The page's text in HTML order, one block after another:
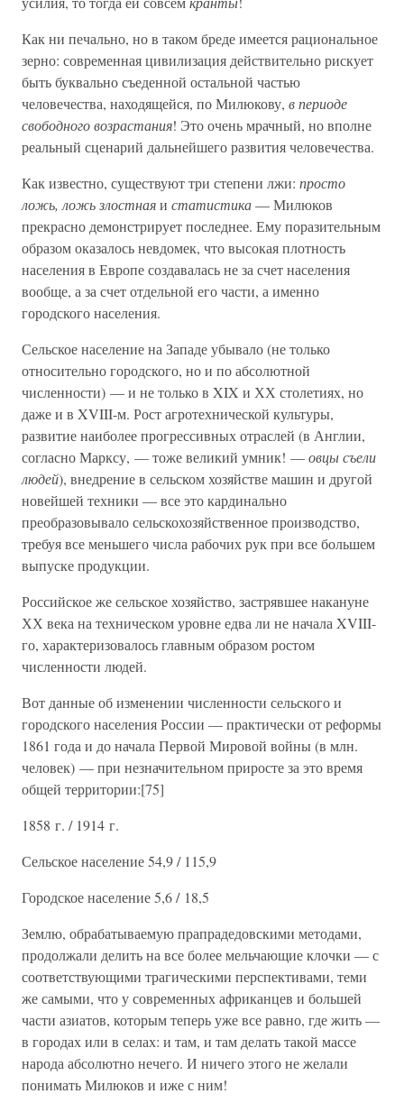
Как ни печально, но в таком бреде имеется рациональное
зерно: современная цивилизация действительно рискует
быть буквально съеденной остальной частью
человечества, находящейся, по Милюкову, в периоде
свободного возрастания! Это очень мрачный, но вполне
реальный сценарий дальнейшего развития человечества.
Как известно, существуют три степени лжи: просто
ложь, ложь злостнаяи статистика— Милюков
прекрасно демонстрирует последнее. Ему поразительным
образом оказалось невдомек, что высокая плотность
населения в Европе создавалась не за счет населения
вообще, а за счет отдельной его части, а именно
городского населения.
Сельское население на Западе убывало (не только
относительно городского, но и по абсолютной
численности) — и не только в XIX и ХХ столетиях, но
даже и в XVIII-м. Рост агротехнической культуры,
развитие наиболее прогрессивных отраслей (в Англии,
согласно Марксу, — тоже великий умник! —овцы съели
людей), внедрение в сельском хозяйстве машин и другой
новейшей техники — все это кардинально
преобразовывало сельскохозяйственное производство,
требуя все меньшего числа рабочих рук при все большем
выпуске продукции.
Российское же сельское хозяйство, застрявшее накануне
ХХ века на техническом уровне едва ли не начала XVIII-
го, характеризовалось главным образом ростом
численности людей.
Вот данные об изменении численности сельского и
городского населения России — практически от реформы
1861 года и до начала Первой Мировой войны (в млн.
человек) — при незначительном приросте за это время
общей территории:[75]
1858 г. / 1914 г.
Сельское население 54,9 / 115,9
Городское население 5,6 / 18,5
Землю, обрабатываемую прапрадедовскими методами,
продолжали делить на все более мельчающие клочки — с
соответствующими трагическими перспективами, теми
же самыми, что у современных африканцев и большей
части азиатов, которым теперь уже все равно, где жить —
в городах или в селах: и там, и там делать такой массе
народа абсолютно нечего. И ничего этого не желали
понимать Милюков и иже с ним!